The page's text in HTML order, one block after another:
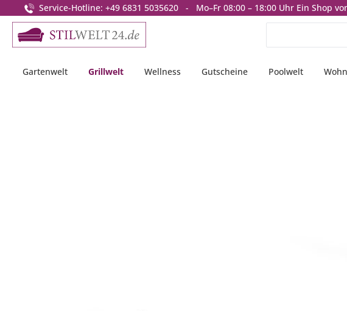
Zur Hauptnavigation springen
Service-Hotline: +49 6831 5035620 - Mo–Fr 08:00 – 18:00 Uhr Ein Shop
Gartenwelt Grillwelt Wellness Gutscheine Poolwelt